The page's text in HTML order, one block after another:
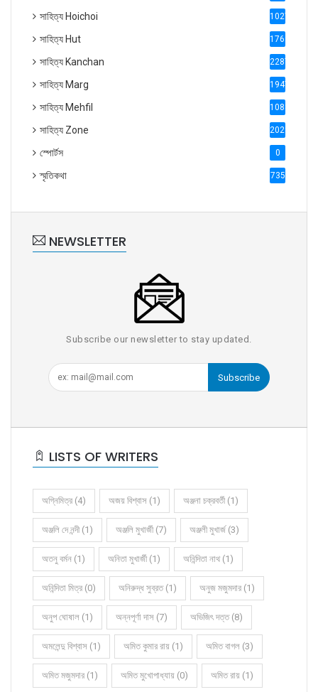
সাহিত্য Hoichoi 1027
সাহিত্য Hut 1769
সাহিত্য Kanchan 2287
সাহিত্য Marg 1947
সাহিত্য Mehfil 1088
সাহিত্য Zone 2028
স্পোর্টস 0
স্মৃতিকথা 735
NEWSLETTER
Subscribe our newsletter to stay updated.
Subscribe
LISTS OF WRITERS
অগ্নিমিত্র (4) অজয় বিশ্বাস (1) অঞ্জনা চক্রবর্তী (1)
অঞ্জলি দে নন্দী (1) অঞ্জলি মুখার্জী (7) অঞ্জলী মুখার্জ (3)
অতনু বর্মন (1) অনিতা মুখার্জী (1) অনিন্দিতা নাথ (1)
অনিন্দিতা মিত্র (0) অনিরুদ্ধ সুব্রত (1) অনুজ মজুমদার (1)
অনুপ ঘোষাল (1) অন্নপূর্ণা দাস (7) অভিজিৎ দত্ত (8)
অমলেন্দু বিশ্বাস (1) অমিত কুমার রায় (1) অমিত বাগল (3)
অমিত মজুমদার (1) অমিত মুখোপাধ্যায় (0) অমিত রায় (1)